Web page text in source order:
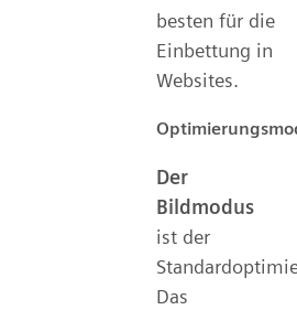
besten für die
Einbettung in
Websites.
Der
Bildmodus
ist der
Das